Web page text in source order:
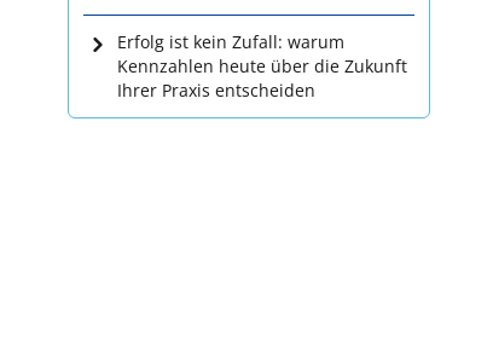
Erfolg ist kein Zufall: warum
Kennzahlen heute über die Zukunft
Ihrer Praxis entscheiden